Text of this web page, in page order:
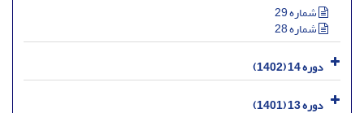
شماره 29
شماره 28
دوره 14 (1402)
دوره 13 (1401)